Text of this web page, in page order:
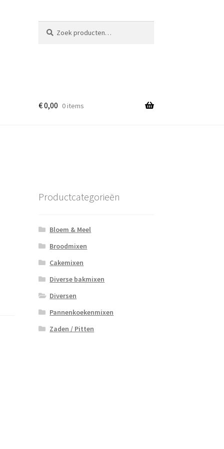
naar:
€0,00 0 items
Productcategorieën
Bloem & Meel
Broodmixen
Cakemixen
Diverse bakmixen
Diversen
Pannenkoekenmixen
Zaden / Pitten